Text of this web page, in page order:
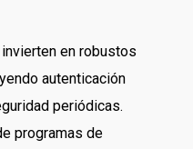
en robustos
autenticación
periódicas.
programas de